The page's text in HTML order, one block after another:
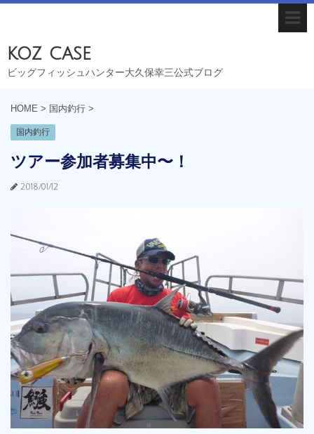
koz case
ビッグフィッシュハンター大久保幸三公式ブログ
HOME > 国内釣行 >
国内釣行
ツアー参加者募集中〜！
2018/01/12